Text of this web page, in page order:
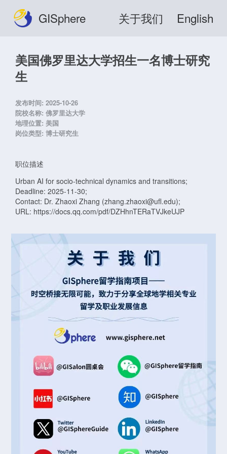
GISphere 关于我们 English
美国佛罗里达大学招生一名博士研究
生
发布时间: 2025-10-26
院校名称: 佛罗里达大学
地理位置: 美国
岗位类型: 博士研究生
职位描述
Urban AI for socio-technical dynamics and transitions;
Deadline: 2025-11-30;
Contact: Dr. Zhaoxi Zhang (zhang.zhaoxi@ufl.edu);
URL: https://docs.qq.com/pdf/DZHhnTERaTVJkeUJP